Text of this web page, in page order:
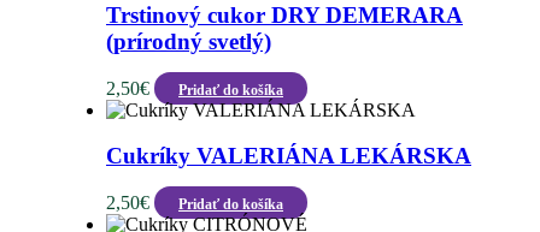
Trstinový cukor DRY DEMERARA
(prírodný svetlý)
2,50€ Pridať do košíka
Cukríky VALERIÁNA LEKÁRSKA
2,50€ Pridať do košíka